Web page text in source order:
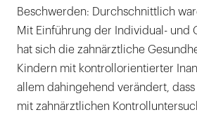
Beschwerden: Durchschnittlich
Mit Einführung der Individual- und
hat sich die zahnärztliche
Kindern mit kontrollorientierter
allem dahingehend verändert,
mit zahnärztlichen